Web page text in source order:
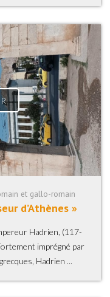
et gallo-romain
d’Athènes »
Hadrien, (117-
imprégné par
Hadrien ...